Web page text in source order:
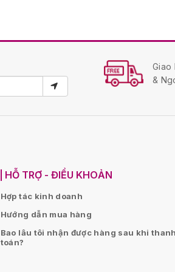
Giao
&
HỖ TRỢ - ĐIỀU KHOẢN
Hợp tác kinh doanh
Hướng dẫn mua hàng
Bao lâu tôi nhận được hàng sau khi thanh
toán?